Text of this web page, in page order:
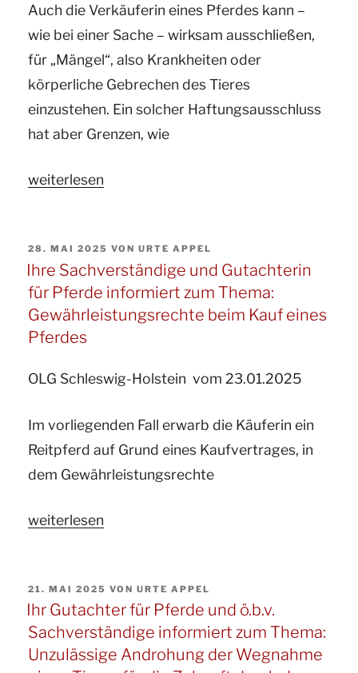
infolge
eines
Unfalls
mit
einem
Traktor“
Auch die Verkäuferin eines Pferdes kann –
wie bei einer Sache – wirksam ausschließen,
für „Mängel“, also Krankheiten oder
körperliche Gebrechen des Tieres
einzustehen. Ein solcher Haftungsausschluss
hat aber Grenzen, wie
„Ihr
ö.b.v.
Sachverständige
für
Pferde
zum
Grenzen
eines
Haftungsausschlusses
Pferdekaufvertrag“
weiterlesen
VERÖFFENTLICHT
AM
28. MAI 2025 VONURTE APPEL
Ihre Sachverständige und Gutachterin
für Pferde informiert zum Thema:
Gewährleistungsrechte beim Kauf eines
Pferdes
OLG Schleswig-Holstein vom 23.01.2025
Im vorliegenden Fall erwarb die Käuferin ein
Reitpferd auf Grund eines Kaufvertrages, in
dem Gewährleistungsrechte
„Ihre
Gutachterin
für
Pferde
informiert
weiterlesen
VERÖFFENTLICHT
AM
21. MAI 2025 VONURTE APPEL
Ihr Gutachter für Pferde und ö.b.v.
Sachverständige informiert zum Thema:
Unzulässige Androhung der Wegnahme